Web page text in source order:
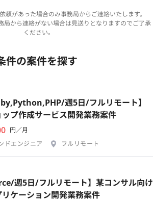
頼があった場合のみ事務局からご連絡いたします。
局から連絡がない場合は見送りとなりますのでご了承
ください。
件の案件を探す
週5日/フルリモート】
プ作成サービス開発業務案件
円／月
ドエンジニア
フルリモート
週5日/フルリモート】某コンサル向け
ケーション開発業務案件